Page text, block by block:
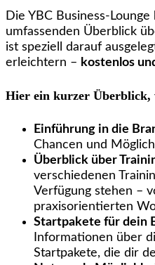
Die YBC Business-
umfassenden Überblick
ist speziell darauf
erleichtern – kostenlos
Hier ein kurzer Überblick,
Einführung in die
Chancen und
Überblick über
verschiedenen
Verfügung stehen –
praxisorientierten
Startpakete für dein
Informationen über
Startpakete, die dir